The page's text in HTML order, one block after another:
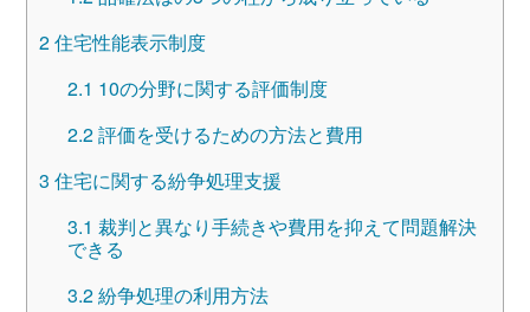
2住宅性能表示制度
2.1 10の分野に関する評価制度
2.2評価を受けるための方法と費用
3 住宅に関する紛争処理支援
3.1 裁判と異なり手続きや費用を抑えて問題解決
できる
3.2紛争処理の利用方法